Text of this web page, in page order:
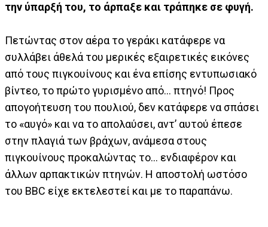
την ύπαρξή του, το άρπαξε και τράπηκε σε φυγή.
Πετώντας στον αέρα το γεράκι κατάφερε να
συλλάβει άθελά του μερικές εξαιρετικές εικόνες
από τους πιγκουίνους και ένα επίσης εντυπωσιακό
βίντεο, το πρώτο γυρισμένο από… πτηνό! Προς
απογοήτευση του πουλιού, δεν κατάφερε να σπάσει
το «αυγό» και να το απολαύσει, αντ’ αυτού έπεσε
στην πλαγιά των βράχων, ανάμεσα στους
πιγκουίνους προκαλώντας το… ενδιαφέρον και
άλλων αρπακτικών πτηνών. Η αποστολή ωστόσο
του BBC είχε εκτελεστεί και με το παραπάνω.